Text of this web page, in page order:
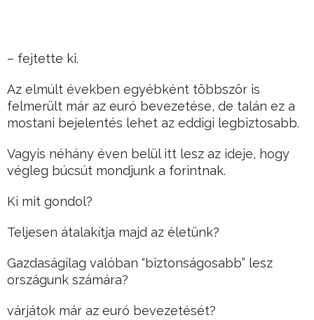
– fejtette ki.
Az elmúlt években egyébként többször is
felmerült már az euró bevezetése, de talán ez a
mostani bejelentés lehet az eddigi legbiztosabb.
Vagyis néhány éven belül itt lesz az ideje, hogy
végleg búcsút mondjunk a forintnak.
Ki mit gondol?
Teljesen átalakítja majd az életünk?
Gazdaságilag valóban “biztonságosabb” lesz
országunk számára?
várjátok már az euró bevezetését?